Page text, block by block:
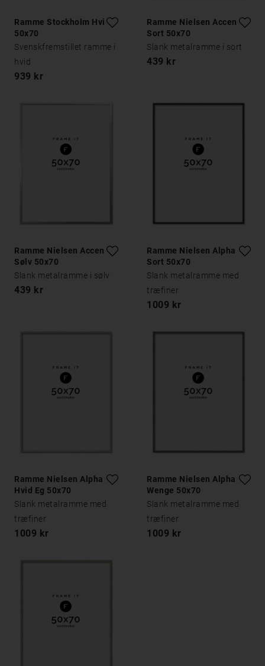
Ramme Stockholm Hvid
50x70
Svenskfremstillet ramme i
hvid
939 kr
Ramme Nielsen Accent
Sort 50x70
Slank metalramme i sort
439 kr
Ramme Nielsen Accent
Sølv 50x70
Slank metalramme i sølv
439 kr
Ramme Nielsen Alpha
Sort 50x70
Slank metalramme med
træfiner
1009 kr
Ramme Nielsen Alpha
Hvid Eg 50x70
Slank metalramme med
træfiner
1009 kr
Ramme Nielsen Alpha
Wenge 50x70
Slank metalramme med
træfiner
1009 kr